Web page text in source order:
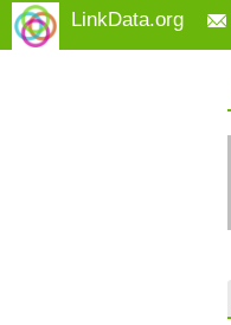
LinkData.org